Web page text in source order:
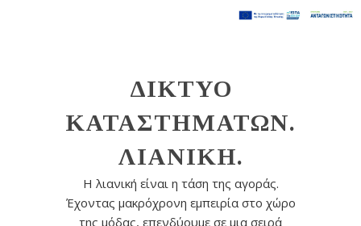
ΔΙΚΤΥΟ
ΚΑΤΑΣΤΗΜΑΤΩΝ.
ΛΙΑΝΙΚΗ.
Η λιανική είναι η τάση της αγοράς.
Έχοντας μακρόχρονη εμπειρία στο χώρο
της μόδας, επενδύουμε σε μια σειρά